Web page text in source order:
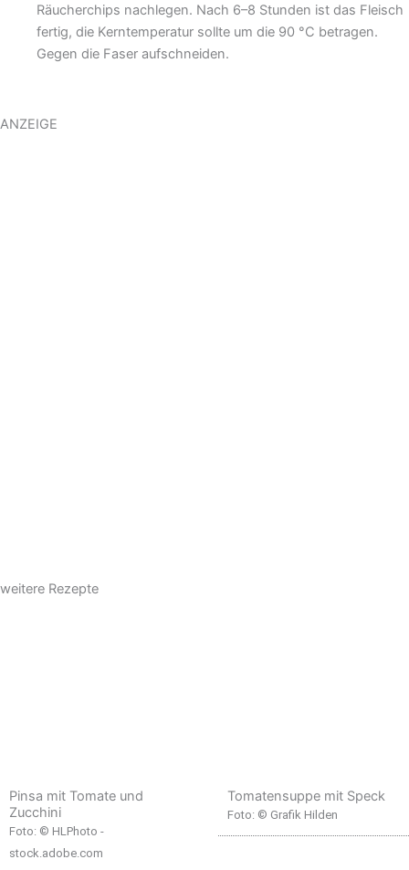
Räucherchips nachlegen. Nach 6–8 Stunden ist das Fleisch
fertig, die Kerntemperatur sollte um die 90 °C betragen.
Gegen die Faser aufschneiden.
ANZEIGE
weitere Rezepte
Pinsa mit Tomate und
Zucchini
Foto: © HLPhoto -
stock.adobe.com
Tomatensuppe mit Speck
Foto: © Grafik Hilden